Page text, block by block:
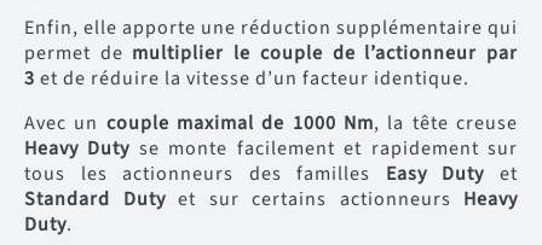
Enfin, elle apporte une réduction supplémentaire qui
permet de multiplier le couple de l’actionneur par
3 et de réduire la vitesse d’un facteur identique.
Avec un couple maximal de 1000 Nm, la tête creuse
Heavy Duty se monte facilement et rapidement sur
tous les actionneurs des familles Easy Duty et
Standard Dutyet sur certains actionneurs Heavy
Duty.